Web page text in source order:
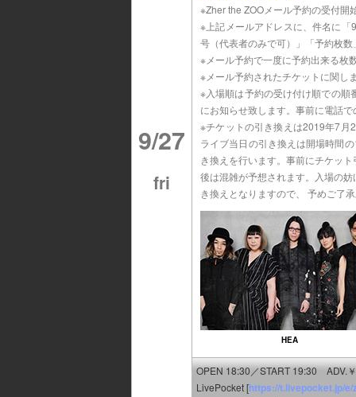
9/27
fri
※Zher the ZOOメール予約の受付
※上記メールアドレスに、件名に
号（代表者のみで可）」「予約枚
※メール予約で一度に予約出来る枚
※メール予約されたチケットに関し
※入場順は予約の受け付け順での順
にお知らせ致します。事前に電話
※チケットの引き換えは2019年7
ライブ当日の引き換えは開場時間
き換えを行います。事前にチケッ
後は混雑が予想されます。入場の
き換えとなりますので、 予めご了
HEA
OPEN 18:30／START 19:30 ADV.
LivePocket [https://t.livepocket.jp/e/